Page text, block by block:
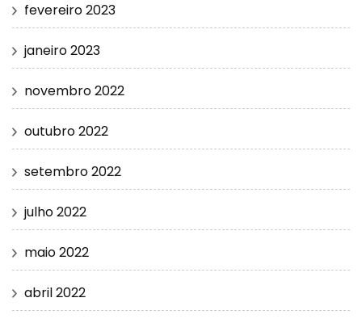
fevereiro 2023
janeiro 2023
novembro 2022
outubro 2022
setembro 2022
julho 2022
maio 2022
abril 2022